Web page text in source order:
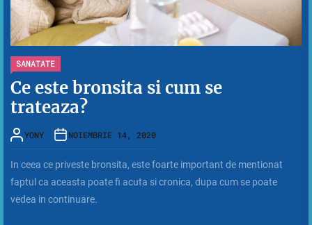
SANATATE
Ce este bronsita si cum se
trateaza?
YONY NOIEMBRIE 14, 2020
In ceea ce priveste bronsita, este foarte important de mentionat
faptul ca aceasta poate fi acuta si cronica, dupa cum se poate
vedea in continuare.